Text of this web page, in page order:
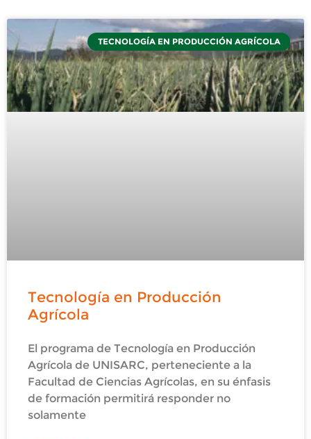
TECNOLOGÍA EN PRODUCCIÓN AGRÍCOLA
Tecnología en Producción
Agrícola
El programa de Tecnología en Producción
Agrícola de UNISARC, perteneciente a la
Facultad de Ciencias Agrícolas, en su énfasis
de formación permitirá responder no
solamente